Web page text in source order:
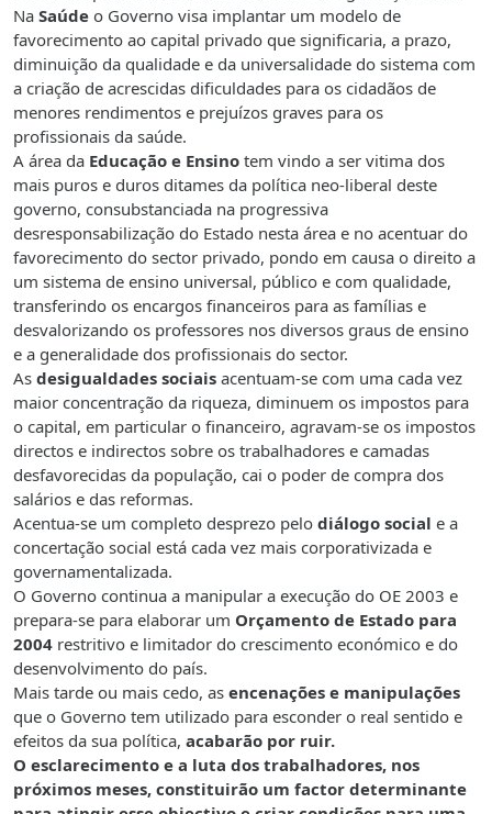
Na Saúde o Governo visa implantar um modelo de
favorecimento ao capital privado que significaria, a prazo,
diminuição da qualidade e da universalidade do sistema com
a criação de acrescidas dificuldades para os cidadãos de
menores rendimentos e prejuízos graves para os
profissionais da saúde.
A área da Educação e Ensino tem vindo a ser vitima dos
mais puros e duros ditames da política neo-liberal deste
governo, consubstanciada na progressiva
desresponsabilização do Estado nesta área e no acentuar do
favorecimento do sector privado, pondo em causa o direito a
um sistema de ensino universal, público e com qualidade,
transferindo os encargos financeiros para as famílias e
desvalorizando os professores nos diversos graus de ensino
e a generalidade dos profissionais do sector.
As desigualdades sociais acentuam-se com uma cada vez
maior concentração da riqueza, diminuem os impostos para
o capital, em particular o financeiro, agravam-se os impostos
directos e indirectos sobre os trabalhadores e camadas
desfavorecidas da população, cai o poder de compra dos
salários e das reformas.
Acentua-se um completo desprezo pelo diálogo social e a
concertação social está cada vez mais corporativizada e
governamentalizada.
O Governo continua a manipular a execução do OE 2003 e
prepara-se para elaborar um Orçamento de Estado para
2004 restritivo e limitador do crescimento económico e do
desenvolvimento do país.
Mais tarde ou mais cedo, as encenações e manipulações
que o Governo tem utilizado para esconder o real sentido e
efeitos da sua política, acabarão por ruir.
O esclarecimento e a luta dos trabalhadores, nos
próximos meses, constituirão um factor determinante